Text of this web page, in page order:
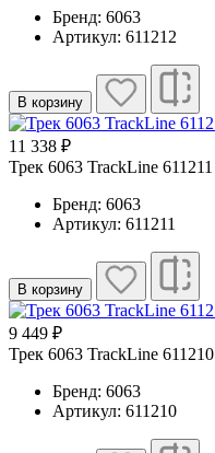
Бренд: 6063
Артикул: 611212
В корзину
11 338 ₽
Трек 6063 TrackLine 611211
Бренд: 6063
Артикул: 611211
В корзину
9 449 ₽
Трек 6063 TrackLine 611210
Бренд: 6063
Артикул: 611210